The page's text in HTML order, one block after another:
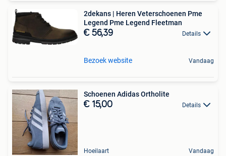
2dekans | Heren Veterschoenen Pme
Legend Pme Legend Fleetman
€ 56,39 Details
Bezoek website Vandaag
Schoenen Adidas Ortholite
€ 15,00 Details
Hoeilaart Vandaag